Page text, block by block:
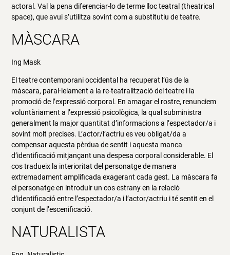
actoral. Val la pena diferenciar-lo de terme lloc teatral (theatrical
space), que avui s’utilitza sovint com a substitutiu de teatre.
MÀSCARA
Ing Mask
El teatre contemporani occidental ha recuperat l’ús de la
màscara, paral·lelament a la re-teatralització del teatre i la
promoció de l’expressió corporal. En amagar el rostre, renunciem
voluntàriament a l’expressió psicològica, la qual subministra
generalment la major quantitat d’informacions a l’espectador/a i
sovint molt precises. L’actor/l’actriu es veu obligat/da a
compensar aquesta pèrdua de sentit i aquesta manca
d’identificació mitjançant una despesa corporal considerable. El
cos tradueix la interioritat del personatge de manera
extremadament amplificada exagerant cada gest. La màscara fa
el personatge en introduir un cos estrany en la relació
d’identificació entre l’espectador/a i l’actor/actriu i té sentit en el
conjunt de l’escenificació.
NATURALISTA